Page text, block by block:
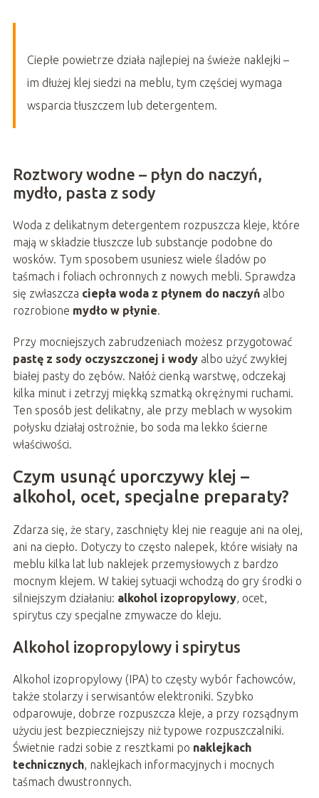
Ciepłe powietrze działa najlepiej na świeże naklejki –
im dłużej klej siedzi na meblu, tym częściej wymaga
wsparcia tłuszczem lub detergentem.
Roztwory wodne – płyn do naczyń,
mydło, pasta z sody
Woda z delikatnym detergentem rozpuszcza kleje, które
mają w składzie tłuszcze lub substancje podobne do
wosków. Tym sposobem usuniesz wiele śladów po
taśmach i foliach ochronnych z nowych mebli. Sprawdza
się zwłaszcza ciepła woda z płynem do naczyńalbo
rozrobione mydło w płynie.
Przy mocniejszych zabrudzeniach możesz przygotować
pastę z sody oczyszczonej i wodyalbo użyć zwykłej
białej pasty do zębów. Nałóż cienką warstwę, odczekaj
kilka minut i zetrzyj miękką szmatką okrężnymi ruchami.
Ten sposób jest delikatny, ale przy meblach w wysokim
połysku działaj ostrożnie, bo soda ma lekko ścierne
właściwości.
Czym usunąć uporczywy klej –
alkohol, ocet, specjalne preparaty?
Zdarza się, że stary, zaschnięty klej nie reaguje ani na olej,
ani na ciepło. Dotyczy to często nalepek, które wisiały na
meblu kilka lat lub naklejek przemysłowych z bardzo
mocnym klejem. W takiej sytuacji wchodzą do gry środki o
silniejszym działaniu: alkohol izopropylowy, ocet,
spirytus czy specjalne zmywacze do kleju.
Alkohol izopropylowy i spirytus
Alkohol izopropylowy (IPA) to częsty wybór fachowców,
także stolarzy i serwisantów elektroniki. Szybko
odparowuje, dobrze rozpuszcza kleje, a przy rozsądnym
użyciu jest bezpieczniejszy niż typowe rozpuszczalniki.
Świetnie radzi sobie z resztkami po naklejkach
technicznych, naklejkach informacyjnych i mocnych
taśmach dwustronnych.